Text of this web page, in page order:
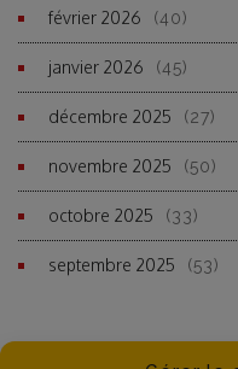
février 2026 (40)
janvier 2026 (45)
décembre 2025 (27)
novembre 2025 (50)
octobre 2025 (33)
septembre 2025 (53)